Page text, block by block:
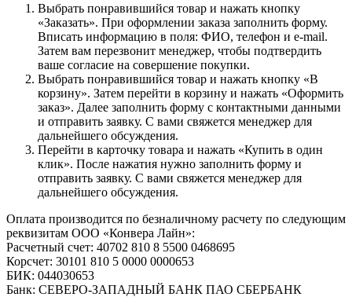
Выбрать понравившийся товар и нажать кнопку
«Заказать». При оформлении заказа заполнить форму.
Вписать информацию в поля: ФИО, телефон и e-mail.
Затем вам перезвонит менеджер, чтобы подтвердить
ваше согласие на совершение покупки.
Выбрать понравившийся товар и нажать кнопку «В
корзину». Затем перейти в корзину и нажать «Оформить
заказ». Далее заполнить форму с контактными данными
и отправить заявку. С вами свяжется менеджер для
дальнейшего обсуждения.
Перейти в карточку товара и нажать «Купить в один
клик». После нажатия нужно заполнить форму и
отправить заявку. С вами свяжется менеджер для
дальнейшего обсуждения.
Оплата производится по безналичному расчету по следующим
реквизитам ООО «Конвера Лайн»:
Расчетный счет: 40702 810 8 5500 0468695
Корсчет: 30101 810 5 0000 0000653
БИК: 044030653
Банк: СЕВЕРО-ЗАПАДНЫЙ БАНК ПАО СБЕРБАНК